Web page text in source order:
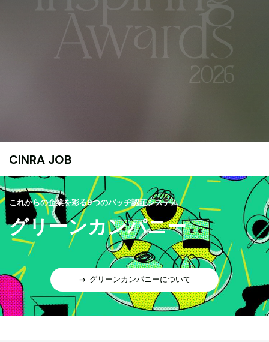
CINRA JOB
これからの企業を彩る9つのバッヂ認証システム
グリーンカンパニー
グリーンカンパニーについて